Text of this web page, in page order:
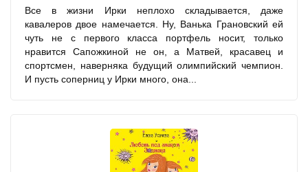
Все в жизни Ирки неплохо складывается, даже
кавалеров двое намечается. Ну, Ванька Грановский ей
чуть не с первого класса портфель носит, только
нравится Сапожкиной не он, а Матвей, красавец и
спортсмен, наверняка будущий олимпийский чемпион.
И пусть соперниц у Ирки много, она...